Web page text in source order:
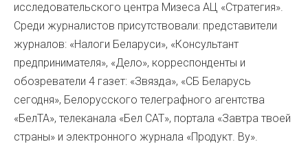
исследовательского центра Мизеса АЦ «Стратегия».
Среди журналистов присутствовали: представители
журналов: «Налоги Беларуси», «Консультант
предпринимателя», «Дело», корреспонденты и
обозреватели 4 газет: «Звязда», «СБ Беларусь
сегодня», Белорусского телеграфного агентства
«БелТА», телеканала «Бел САТ», портала «Завтра твоей
страны» и электронного журнала «Продукт. By».